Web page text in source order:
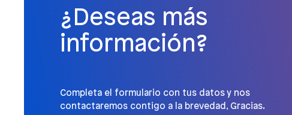
¿Deseas más
información?
Completa el formulario con tus datos y nos
contactaremos contigo a la brevedad, Gracias.